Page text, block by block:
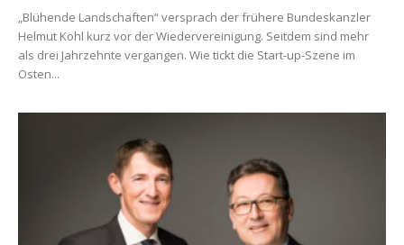
„Blühende Landschaften“ versprach der frühere Bundeskanzler
Helmut Kohl kurz vor der Wiedervereinigung. Seitdem sind mehr
als drei Jahrzehnte vergangen. Wie tickt die Start-up-Szene im
Osten...